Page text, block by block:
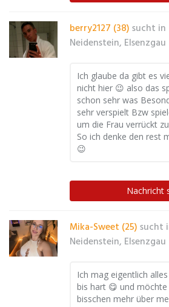
berry2127 (38) sucht in
Neidenstein, Elsenzgau
Ich glaube da gibt es
nicht hier 😉 also das
schon sehr was
sehr verspielt Bzw
um die Frau verrückt
So ich denke den rest
😉
Nachricht
Mika-Sweet (25) sucht
Neidenstein, Elsenzgau
Ich mag eigentlich
bis hart 😋 und möchte
bisschen mehr über